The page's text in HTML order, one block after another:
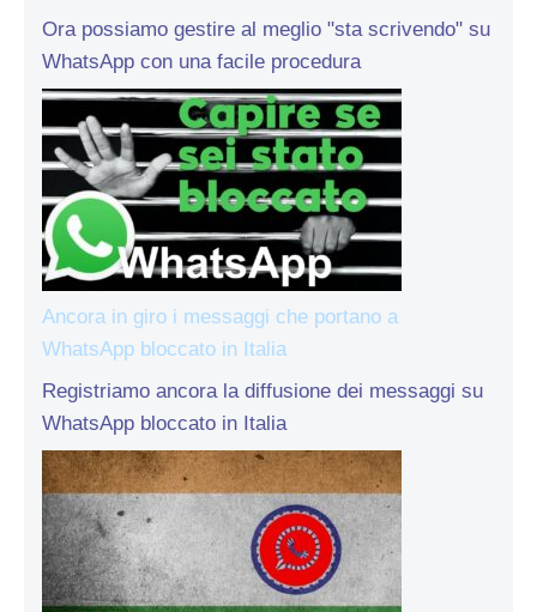
Ora possiamo gestire al meglio "sta scrivendo" su
WhatsApp con una facile procedura
Ancora in giro i messaggi che portano a
WhatsApp bloccato in Italia
Registriamo ancora la diffusione dei messaggi su
WhatsApp bloccato in Italia